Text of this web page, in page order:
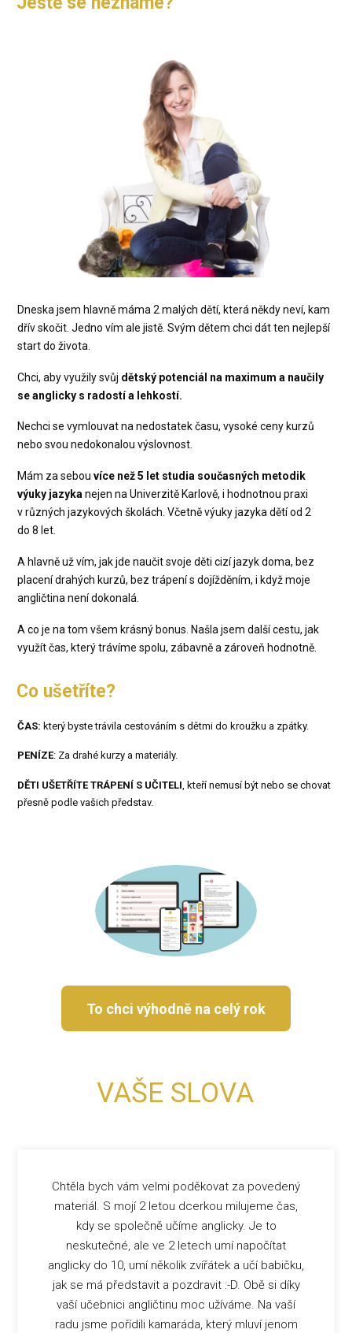
Dneska jsem hlavně máma 2 malých dětí, která někdy neví, kam
dřív skočit. Jedno vím ale jistě. Svým dětem chci dát ten nejlepší
start do života.
Chci, aby využily svůj dětský potenciál na maximum a naučily
se anglicky s radostí a lehkostí.
Nechci se vymlouvat na nedostatek času, vysoké ceny kurzů
nebo svou nedokonalou výslovnost.
Mám za sebouvíce než 5 let studia současných metodik
výuky jazykanejen na Univerzitě Karlově, i hodnotnou praxi
v různých jazykových školách. Včetně výuky jazyka dětí od 2
do 8 let.
A hlavně už vím, jak jde naučit svoje děti cizí jazyk doma, bez
placení drahých kurzů, bez trápení s dojížděním, i když moje
angličtina není dokonalá.
A co je na tom všem krásný bonus. Našla jsem další cestu, jak
využít čas, který trávíme spolu, zábavně a zároveň hodnotně.
Co ušetříte?
ČAS: který byste trávila cestováním s dětmi do kroužku a zpátky.
PENÍZE: Za drahé kurzy a materiály.
DĚTI UŠETŘÍTE TRÁPENÍ S UČITELI, kteří nemusí být nebo se chovat
přesně podle vašich představ.
To chci výhodně na celý rok
VAŠE SLOVA
Chtěla bych vám velmi poděkovat za povedený
materiál. S mojí 2 letou dcerkou milujeme čas,
kdy se společně učíme anglicky. Je to
neskutečné, ale ve 2 letech umí napočítat
anglicky do 10, umí několik zvířátek a učí babičku,
jak se má představit a pozdravit :-D. Obě si díky
vaší učebnici angličtinu moc užíváme. Na vaší
radu jsme pořídili kamaráda, který mluví jenom